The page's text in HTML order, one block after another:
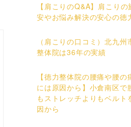
【肩こりのQ&A】肩こり
安やお悩み解決の安心の徳
（肩こりの口コミ）北九州
整体院は36年の実績
【徳力整体院の腰痛や腰の
には原因から】小倉南区で
もストレッチよりもベルト
因から